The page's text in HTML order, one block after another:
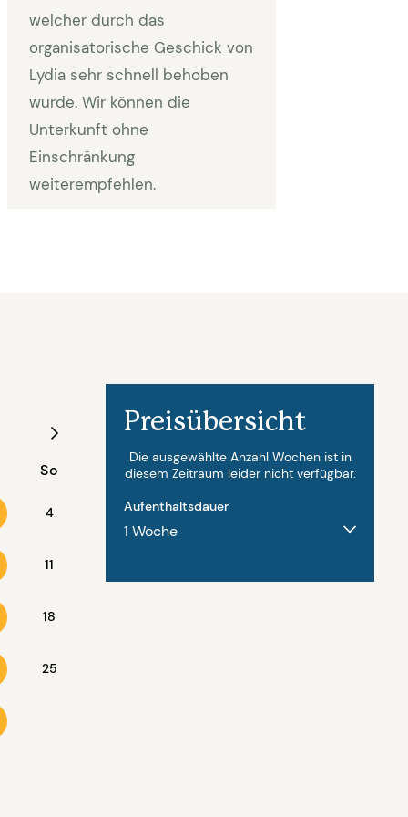
welcher durch das
organisatorische Geschick von
Lydia sehr schnell behoben
wurde. Wir können die
Unterkunft ohne
Einschränkung
weiterempfehlen.
So
4
11
18
25
August - 2027
Mo Di Mi Do
Preisübersicht
Die ausgewählte Anzahl Wochen ist in
diesem Zeitraum leider nicht verfügbar.
Aufenthaltsdauer